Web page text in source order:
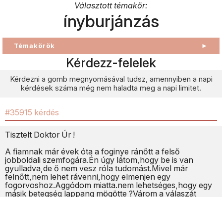
Választott témakör:
ínyburjánzás
Témakörök ►
Kérdezz-felelek
Kérdezni a gomb megnyomásával tudsz, amennyiben a napi
kérdések száma még nem haladta meg a napi limitet.
#35915 kérdés
Tisztelt Doktor Úr !
A fiamnak már évek óta a foginye ránőtt a felső
jobboldali szemfogára.Én úgy látom,hogy be is van
gyulladva,de ő nem vesz róla tudomást.Mivel már
felnőtt,nem lehet rávenni,hogy elmenjen egy
fogorvoshoz.Aggódom miatta.nem lehetséges,hogy egy
másik betegség lappang mögötte ?Várom a válaszát